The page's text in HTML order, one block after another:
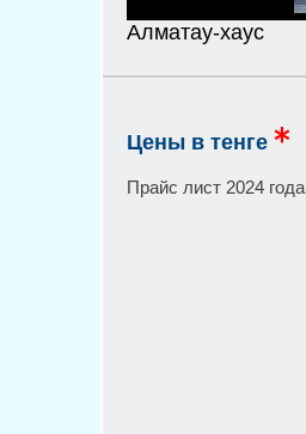
Алматау-хаус
Цены в тенге
Прайс лист 2024 года